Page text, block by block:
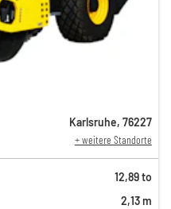
Karlsruhe, 76227
+ weitere Standorte
12,89 to
2,13 m